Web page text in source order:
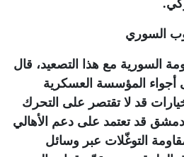
.
السوري
السورية مع هذا التصعيد، قال
المؤسسة العسكرية
قد لا تقتصر على التحرك
قد تعتمد على دعم الأهالي
التوغّلات عبر وسائل